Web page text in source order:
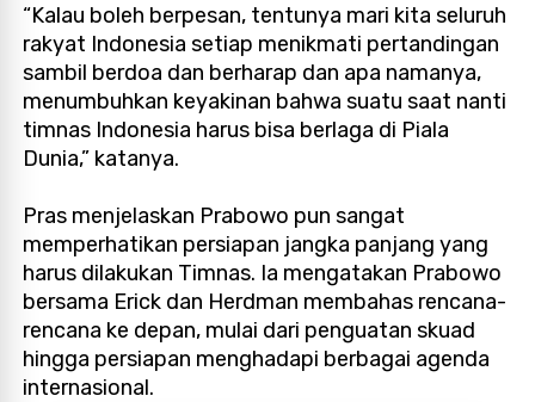
“Kalau boleh berpesan, tentunya mari kita seluruh
rakyat Indonesia setiap menikmati pertandingan
sambil berdoa dan berharap dan apa namanya,
menumbuhkan keyakinan bahwa suatu saat nanti
timnas Indonesia harus bisa berlaga di Piala
Dunia,” katanya.
Pras menjelaskan Prabowo pun sangat
memperhatikan persiapan jangka panjang yang
harus dilakukan Timnas. Ia mengatakan Prabowo
bersama Erick dan Herdman membahas rencana-
rencana ke depan, mulai dari penguatan skuad
hingga persiapan menghadapi berbagai agenda
internasional.